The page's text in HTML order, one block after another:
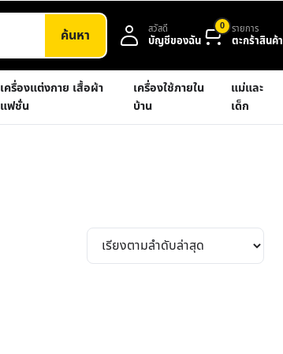
ค้นหา สวัสดี
บัญชีของฉัน
0 รายการ
ตะกร้าสินค้า
เครื่องแต่งกาย เสื้อผ้า
แฟชั่น
เครื่องใช้ภายใน
บ้าน
แม่และ
เด็ก